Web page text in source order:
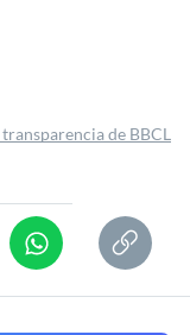
transparencia de BBCL